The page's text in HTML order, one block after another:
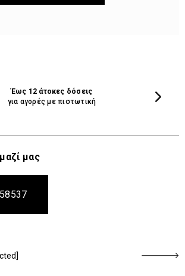
Έως 12 άτοκες δόσεις
για αγορές με πιστωτική
μας